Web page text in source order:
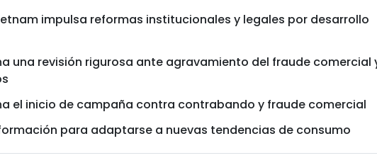
impulsa reformas institucionales y legales por desarrollo
una revisión rigurosa ante agravamiento del fraude comercial
el inicio de campaña contra contrabando y fraude comercial
para adaptarse a nuevas tendencias de consumo